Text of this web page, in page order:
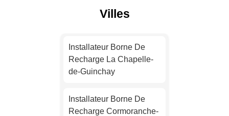
Installateur Borne De
Installateur Borne De
Recharge Lille
Installateur Borne De
Recharge Rennes
Recharge Paray-le-
Installateur Borne De
Recharge Autun
Installateur Borne De
Recharge Tournus
Villes
Installateur Borne De
Recharge La Chapelle-
de-Guinchay
Installateur Borne De
Recharge Cormoranche-